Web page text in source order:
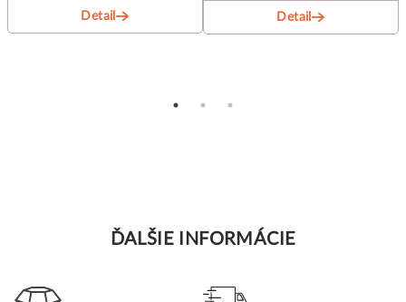
Detail Detail
ĎALŠIE INFORMÁCIE